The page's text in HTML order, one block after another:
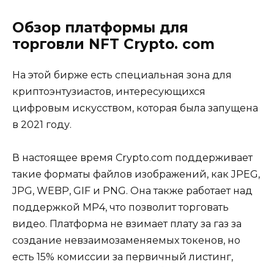
Обзор платформы для
торговли NFT Crypto. com
На этой бирже есть специальная зона для
криптоэнтузиастов, интересующихся
цифровым искусством, которая была запущена
в 2021 году.
В настоящее время Crypto.com поддерживает
такие форматы файлов изображений, как JPEG,
JPG, WEBP, GIF и PNG. Она также работает над
поддержкой MP4, что позволит торговать
видео. Платформа не взимает плату за газ за
создание невзаимозаменяемых токенов, но
есть 15% комиссии за первичный листинг,